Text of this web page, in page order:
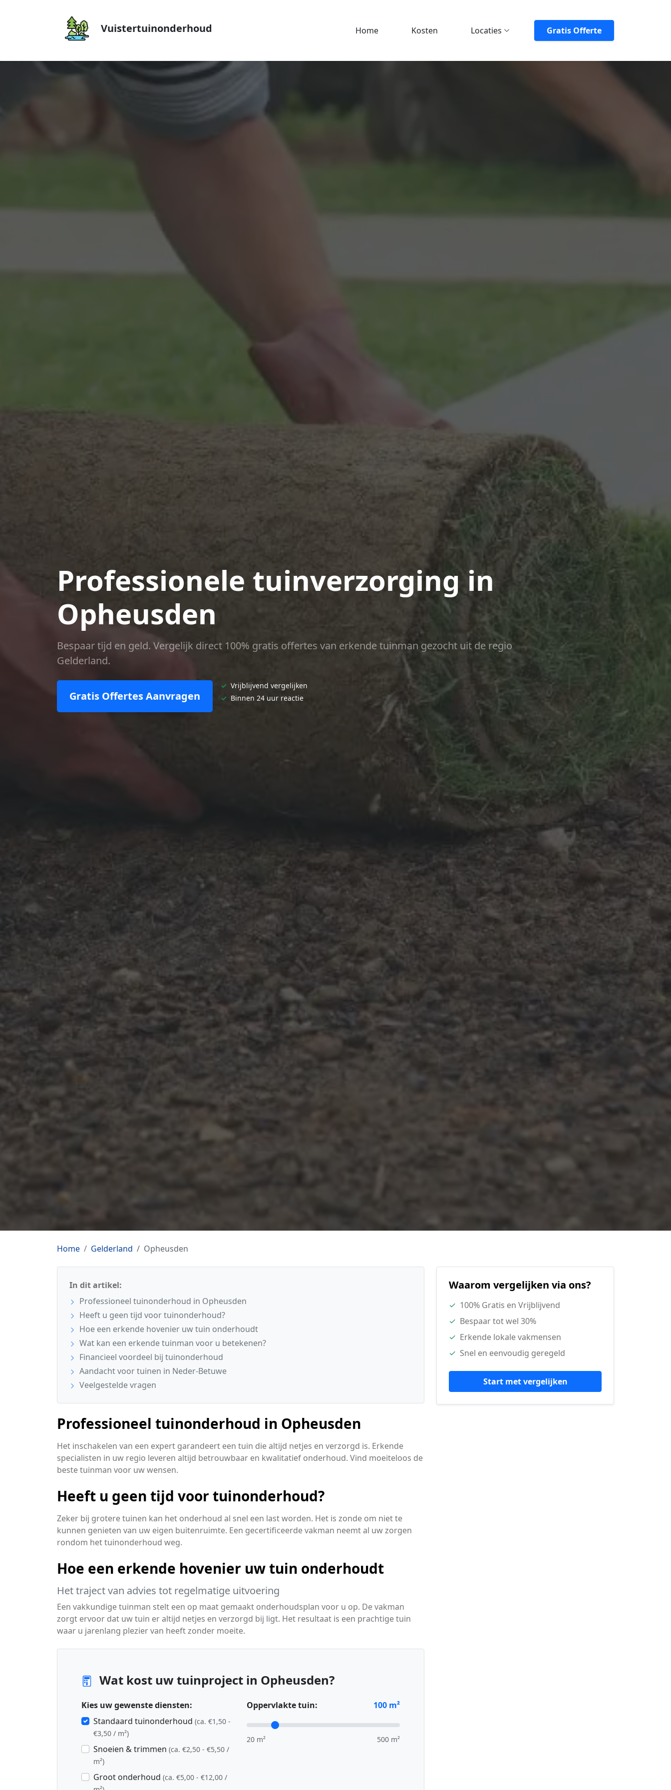
Vuistertuinonderhoud Home Kosten Locaties Gratis Offerte
Professionele tuinverzorging in
Opheusden
Bespaar tijd en geld. Vergelijk direct 100% gratis offertes van erkende tuinman gezocht uit de regio
Gelderland.
Gratis Offertes Aanvragen
✓ Vrijblijvend vergelijken
✓ Binnen 24 uur reactie
Home Gelderland Opheusden
In dit artikel:
Professioneel tuinonderhoud in Opheusden
Heeft u geen tijd voor tuinonderhoud?
Hoe een erkende hovenier uw tuin onderhoudt
Wat kan een erkende tuinman voor u betekenen?
Financieel voordeel bij tuinonderhoud
Aandacht voor tuinen in Neder-Betuwe
Veelgestelde vragen
Professioneel tuinonderhoud in Opheusden
Het inschakelen van een expert garandeert een tuin die altijd netjes en verzorgd is. Erkende
specialisten in uw regio leveren altijd betrouwbaar en kwalitatief onderhoud. Vind moeiteloos de
beste tuinman voor uw wensen.
Heeft u geen tijd voor tuinonderhoud?
Zeker bij grotere tuinen kan het onderhoud al snel een last worden. Het is zonde om niet te
kunnen genieten van uw eigen buitenruimte. Een gecertificeerde vakman neemt al uw zorgen
rondom het tuinonderhoud weg.
Hoe een erkende hovenier uw tuin onderhoudt
Het traject van advies tot regelmatige uitvoering
Een vakkundige tuinman stelt een op maat gemaakt onderhoudsplan voor u op. De vakman
zorgt ervoor dat uw tuin er altijd netjes en verzorgd bij ligt. Het resultaat is een prachtige tuin
waar u jarenlang plezier van heeft zonder moeite.
Wat kost uw tuinproject in Opheusden?
Kies uw gewenste diensten:
Standaard tuinonderhoud (ca. €1,50 -
€3,50 / m²)
Snoeien & trimmen (ca. €2,50 - €5,50 /
m²)
Groot onderhoud (ca. €5,00 - €12,00 /
Oppervlakte tuin: 100 m²
20 m² 500 m²
Waarom vergelijken via ons?
✓ 100% Gratis en Vrijblijvend
✓ Bespaar tot wel 30%
✓ Erkende lokale vakmensen
✓ Snel en eenvoudig geregeld
Start met vergelijken